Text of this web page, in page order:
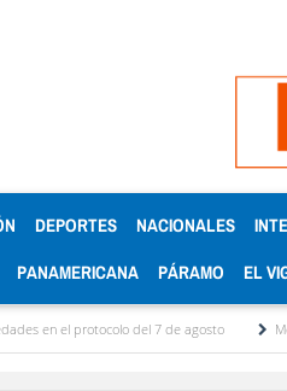
DEPORTES NACIONALES
PANAMERICANA PÁRAMO EL
del 7 de agosto Mérida